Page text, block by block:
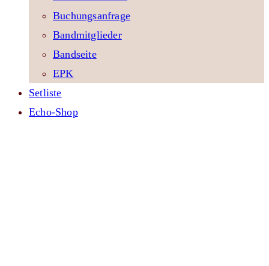
Buchungsanfrage
Bandmitglieder
Bandseite
EPK
Setliste
Echo-Shop